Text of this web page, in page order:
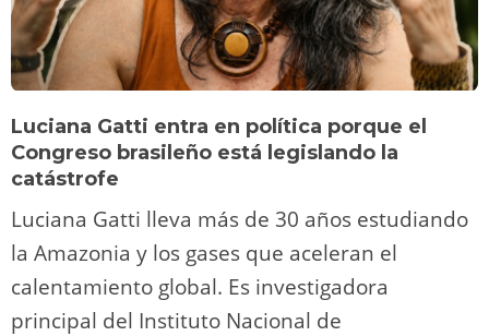
Luciana Gatti entra en política porque el
Congreso brasileño está legislando la
catástrofe
Luciana Gatti lleva más de 30 años estudiando
la Amazonia y los gases que aceleran el
calentamiento global. Es investigadora
principal del Instituto Nacional de